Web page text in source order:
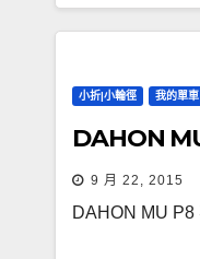
小折|小輪徑 我的單車
DAHON
9 月 22, 2015
DAHON MU P8